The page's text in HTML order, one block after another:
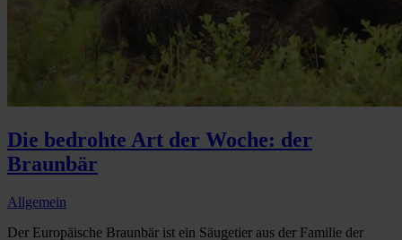
Die bedrohte Art der Woche: der
Braunbär
Allgemein
Der Europäische Braunbär ist ein Säugetier aus der Familie der